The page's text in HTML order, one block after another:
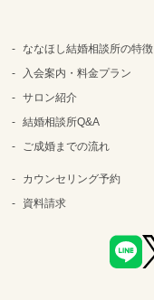
ななほし結婚相談所の特徴
入会案内・料金プラン
サロン紹介
結婚相談所Q&A
ご成婚までの流れ
カウンセリング予約
資料請求